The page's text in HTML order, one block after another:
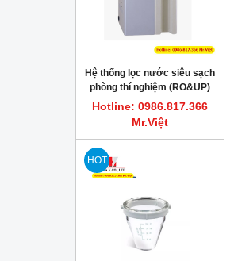
Hệ thống lọc nước siêu sạch
phòng thí nghiệm (RO&UP)
45 L/hr New Pure Power IV
(Scholar-UV)
Hotline: 0986.817.366
Mr.Việt
HOT